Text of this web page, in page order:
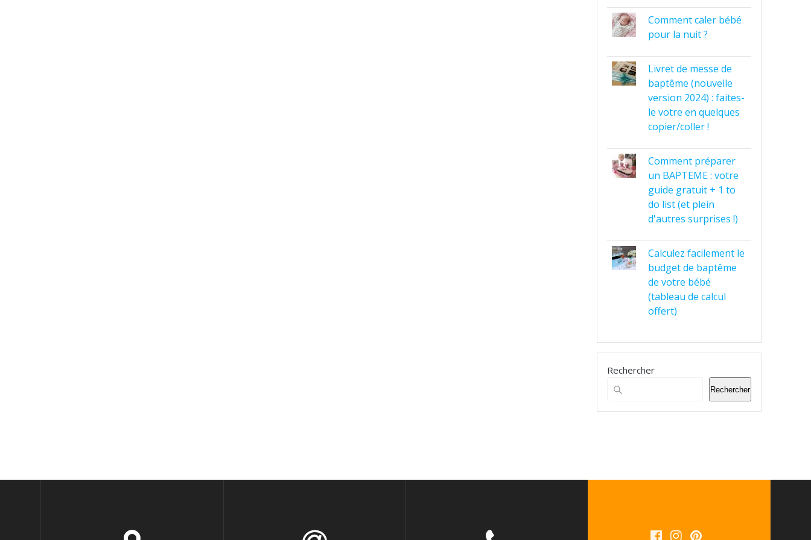
Comment caler bébé
pour la nuit ?
Livret de messe de
baptême (nouvelle
version 2024) : faites-
le votre en quelques
copier/coller !
Comment préparer
un BAPTEME : votre
guide gratuit + 1 to
do list (et plein
d'autres surprises !)
Calculez facilement le
budget de baptême
de votre bébé
(tableau de calcul
offert)
Rechercher
Rechercher